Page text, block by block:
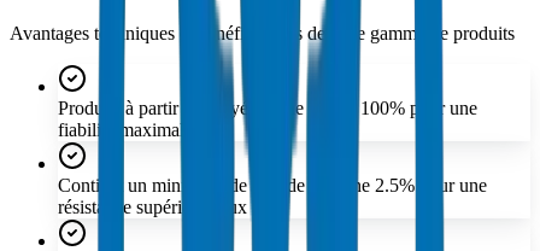
Avantages techniques et bénéfices clés de cette gamme de produits
Producé à partir de polyéthylène vierge 100% pour une
fiabilité maximale.
Contient un minimum de noir de carbone 2.5% pour une
résistance supérieure aux UV.